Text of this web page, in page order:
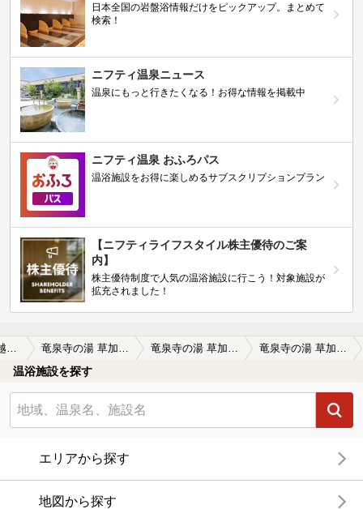
日本全国の岩盤浴情報だけをピックアップ。まとめて
検索！
ニフティ温泉ニュース
温泉にもっと行きたくなる！お得な情報を掲載中
ニフティ温泉 おふろパス
温浴施設をお得に楽しめるサブスクリプションプラン
【ニフティライフスタイル株主優待のご案
内】
株主優待制度で人気の温浴施設に行こう！対象施設が
拡充されました！
温浴施設を探す
エリアから探す
地図から探す